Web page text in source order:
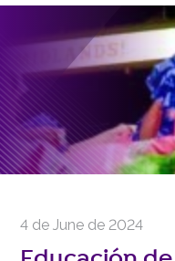
INVOLUCRARSE
EVENTOS
NOTICIAS
RECURSOS
4 de June de 2024